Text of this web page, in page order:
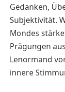
Gedanken,
Subjektivität.
Mondes
Prägungen
Lenormand
innere